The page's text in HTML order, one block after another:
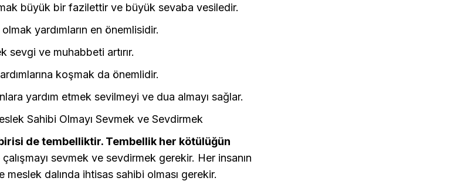
büyük bir fazilettir ve büyük sevaba vesiledir.
yardımların en önemlisidir.
sevgi ve muhabbeti artırır.
koşmak da önemlidir.
yardım etmek sevilmeyi ve dua almayı sağlar.
Sahibi Olmayı Sevmek ve Sevdirmek
de tembelliktir. Tembellik her kötülüğün
sevmek ve sevdirmek gerekir. Her insanın
dalında ihtisas sahibi olması gerekir.